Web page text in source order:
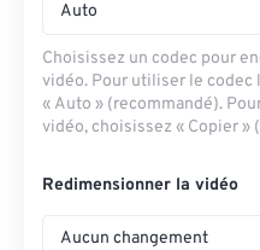
Auto
Choisissez un codec pour
vidéo. Pour utiliser le codec
« Auto » (recommandé).
vidéo, choisissez « Copier »
Redimensionner la vidéo
Aucun changement